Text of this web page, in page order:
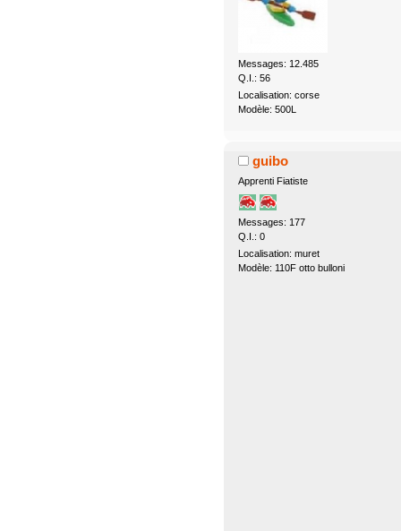
Messages: 12.485
Q.I.: 56
Localisation: corse
Modèle: 500L
guibo
Apprenti Fiatiste
Messages: 177
Q.I.: 0
Localisation: muret
Modèle: 110F otto bulloni